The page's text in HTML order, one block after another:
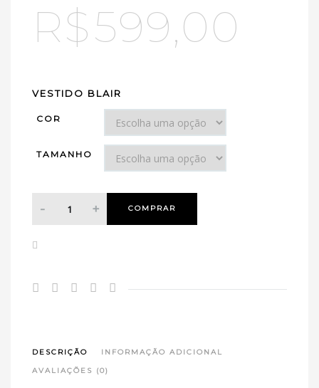
R$599,00
VESTIDO BLAIR
COR
TAMANHO
COMPRAR
DESCRIÇÃO
INFORMAÇÃO ADICIONAL
AVALIAÇÕES (0)